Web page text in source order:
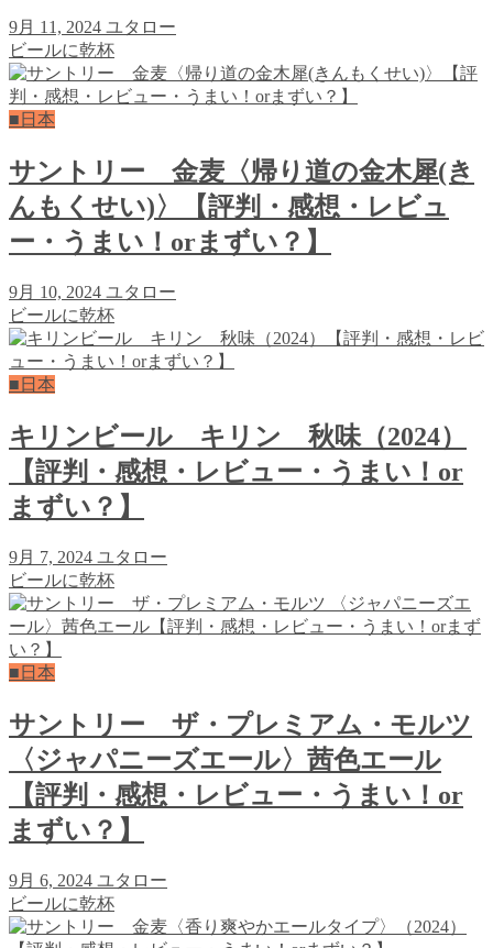
9月 11, 2024 ユタロー
ビールに乾杯
■日本
サントリー 金麦〈帰り道の金木犀(き
んもくせい)〉【評判・感想・レビュ
ー・うまい！orまずい？】
9月 10, 2024 ユタロー
ビールに乾杯
■日本
キリンビール キリン 秋味（2024）
【評判・感想・レビュー・うまい！or
まずい？】
9月 7, 2024 ユタロー
ビールに乾杯
■日本
サントリー ザ・プレミアム・モルツ
〈ジャパニーズエール〉茜色エール
【評判・感想・レビュー・うまい！or
まずい？】
9月 6, 2024 ユタロー
ビールに乾杯